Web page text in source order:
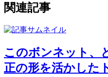
関連記事
このボンネット、
正の形を活かした